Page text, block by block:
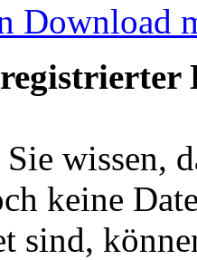
Download
wissen,
keine
sind,